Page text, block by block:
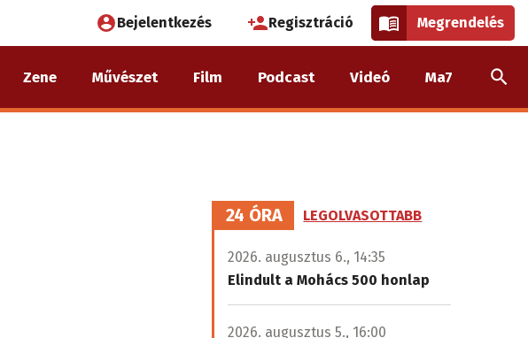
Felhasználói
fiók
menüje
Bejelentkezés Regisztráció Megrendelés
Zene Művészet Film Podcast Videó Ma7
24 ÓRA LEGOLVASOTTABB
2026. augusztus 6., 14:35
Elindult a Mohács 500 honlap
2026. augusztus 5., 16:00